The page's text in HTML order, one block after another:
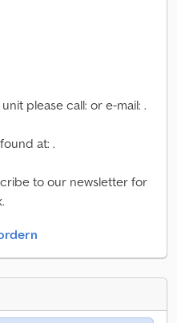
please call: or e-mail: .
at: .
to our newsletter for